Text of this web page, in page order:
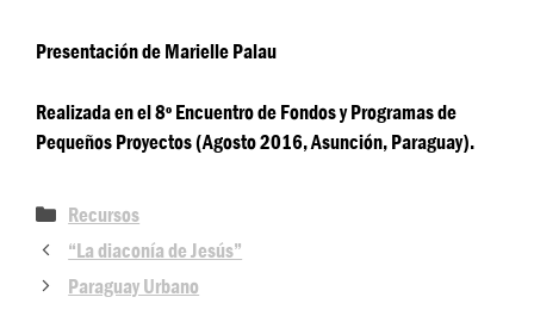
Presentación de Marielle Palau
Realizada en el 8º Encuentro de Fondos y Programas de
Pequeños Proyectos (Agosto 2016, Asunción, Paraguay).
Recursos
“La diaconía de Jesús”
Paraguay Urbano